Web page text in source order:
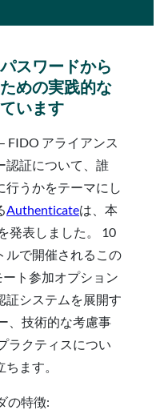
スワードから
めの実践的な
います
FIDO アライアンス
認証について、誰
うかをテーマにし
Authenticateは、本
発表しました。 10
ルで開催されるこの
ト参加オプション
証システムを展開す
、技術的な考慮事
ラクティスについ
ます。
の特徴: